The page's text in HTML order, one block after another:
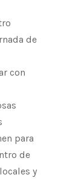
de
con
para
de
y